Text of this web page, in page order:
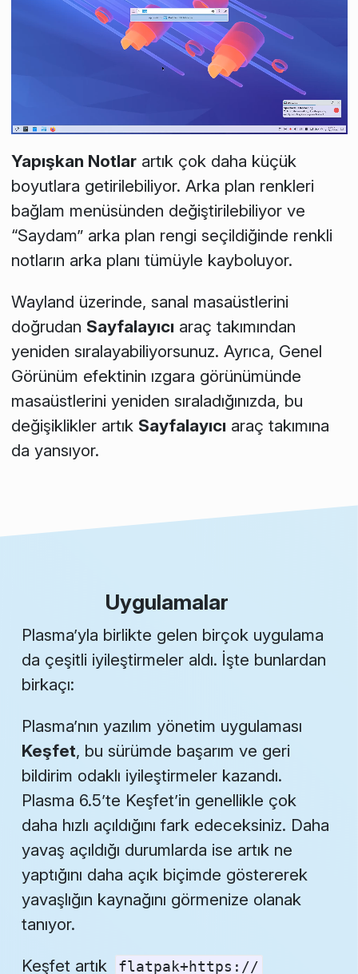
Yapışkan Notlarartık çok daha küçük
boyutlara getirilebiliyor. Arka plan renkleri
bağlam menüsünden değiştirilebiliyor ve
“Saydam” arka plan rengi seçildiğinde renkli
notların arka planı tümüyle kayboluyor.
Wayland üzerinde, sanal masaüstlerini
doğrudan Sayfalayıcı araç takımından
yeniden sıralayabiliyorsunuz. Ayrıca, Genel
Görünüm efektinin ızgara görünümünde
masaüstlerini yeniden sıraladığınızda, bu
değişiklikler artık Sayfalayıcı araç takımına
da yansıyor.
Uygulamalar
Plasma’yla birlikte gelen birçok uygulama
da çeşitli iyileştirmeler aldı. İşte bunlardan
birkaçı:
Plasma’nın yazılım yönetim uygulaması
Keşfet, bu sürümde başarım ve geri
bildirim odaklı iyileştirmeler kazandı.
Plasma 6.5’te Keşfet’in genellikle çok
daha hızlı açıldığını fark edeceksiniz. Daha
yavaş açıldığı durumlarda ise artık ne
yaptığını daha açık biçimde göstererek
yavaşlığın kaynağını görmenize olanak
tanıyor.
Keşfet artık flatpak+https://